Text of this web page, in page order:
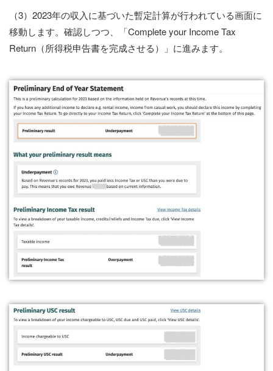
（3）2023年の収入に基づいた暫定計算が行われている画面に
移動します。確認しつつ、「Complete your Income Tax
Return（所得税申告書を完成させる）」に進みます。